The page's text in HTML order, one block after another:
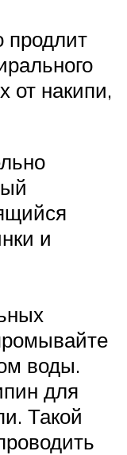
продлит
от накипи,
и
воды.
для
Такой